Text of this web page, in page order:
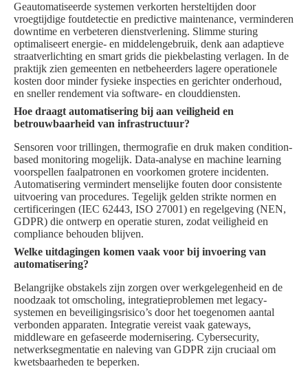
Geautomatiseerde systemen verkorten hersteltijden door
vroegtijdige foutdetectie en predictive maintenance, verminderen
downtime en verbeteren dienstverlening. Slimme sturing
optimaliseert energie- en middelengebruik, denk aan adaptieve
straatverlichting en smart grids die piekbelasting verlagen. In de
praktijk zien gemeenten en netbeheerders lagere operationele
kosten door minder fysieke inspecties en gerichter onderhoud,
en sneller rendement via software- en clouddiensten.
Hoe draagt automatisering bij aan veiligheid en
betrouwbaarheid van infrastructuur?
Sensoren voor trillingen, thermografie en druk maken condition-
based monitoring mogelijk. Data-analyse en machine learning
voorspellen faalpatronen en voorkomen grotere incidenten.
Automatisering vermindert menselijke fouten door consistente
uitvoering van procedures. Tegelijk gelden strikte normen en
certificeringen (IEC 62443, ISO 27001) en regelgeving (NEN,
GDPR) die ontwerp en operatie sturen, zodat veiligheid en
compliance behouden blijven.
Welke uitdagingen komen vaak voor bij invoering van
automatisering?
Belangrijke obstakels zijn zorgen over werkgelegenheid en de
noodzaak tot omscholing, integratieproblemen met legacy-
systemen en beveiligingsrisico’s door het toegenomen aantal
verbonden apparaten. Integratie vereist vaak gateways,
middleware en gefaseerde modernisering. Cybersecurity,
netwerksegmentatie en naleving van GDPR zijn cruciaal om
kwetsbaarheden te beperken.